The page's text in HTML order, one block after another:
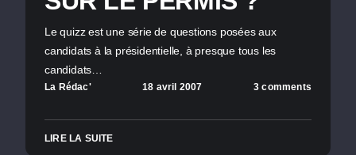
Le quizz est une série de questions posées aux
candidats à la présidentielle, à presque tous les
candidats…
La Rédac' 18 avril 2007 3 comments
LIRE LA SUITE